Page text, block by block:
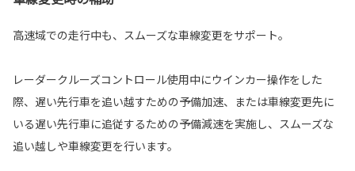
高速域での走行中も、スムーズな車線変更をサポート。
レーダークルーズコントロール使用中にウインカー操作をした
際、遅い先行車を追い越すための予備加速、または車線変更先に
いる遅い先行車に追従するための予備減速を実施し、スムーズな
追い越しや車線変更を行います。